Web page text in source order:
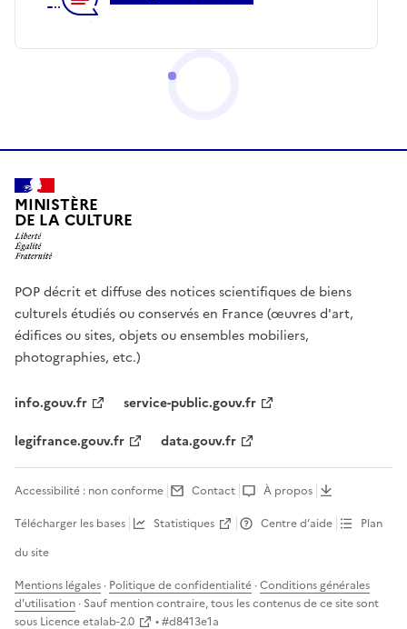
MINISTÈRE
DE LA CULTURE
POP décrit et diffuse des notices scientifiques de biens
culturels étudiés ou conservés en France (œuvres d'art,
édifices ou sites, objets ou ensembles mobiliers,
photographies, etc.)
info.gouv.fr
service-public.gouv.fr
legifrance.gouv.fr
data.gouv.fr
Accessibilité : non conforme Contact
À propos
Télécharger les bases
Statistiques Centre d’aide
Plan
du site
Mentions légales · Politique de confidentialité ·Conditions générales
d'utilisation · Sauf mention contraire, tous les contenus de ce site sont
sous Licence etalab-2.0 • #d8413e1a